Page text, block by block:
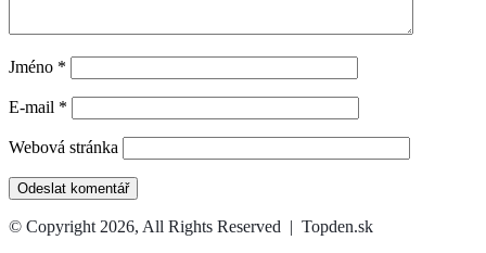
Jméno *
E-mail *
Webová stránka
© Copyright 2026, All Rights Reserved | Topden.sk